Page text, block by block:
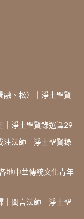
融、松）｜淨土聖賢
｜淨土聖賢錄選譯29
注法師｜淨土聖賢錄
地中華傳統文化青年
｜聞言法師｜淨土聖